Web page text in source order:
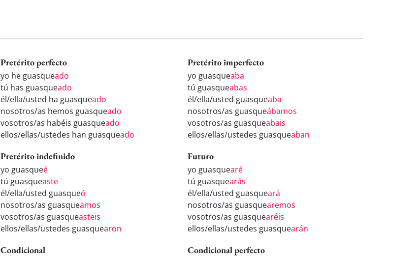
Pretérito perfecto
yo he guasqueado
tú has guasqueado
él/ella/usted ha guasqueado
nosotros/as hemos guasqueado
vosotros/as habéis guasqueado
ellos/ellas/ustedes han guasqueado
Pretérito imperfecto
yo guasqueaba
tú guasqueabas
él/ella/usted guasqueaba
nosotros/as guasqueábamos
vosotros/as guasqueabais
ellos/ellas/ustedes guasqueaban
Pretérito indefinido
yo guasqueé
tú guasqueaste
él/ella/usted guasqueó
nosotros/as guasqueamos
vosotros/as guasqueasteis
ellos/ellas/ustedes guasquearon
Futuro
yo guasquearé
tú guasquearás
él/ella/usted guasqueará
nosotros/as guasquearemos
vosotros/as guasquearéis
ellos/ellas/ustedes guasquearán
Condicional Condicional perfecto